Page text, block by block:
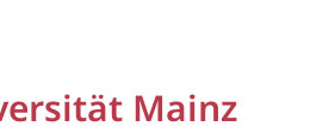
Mainz